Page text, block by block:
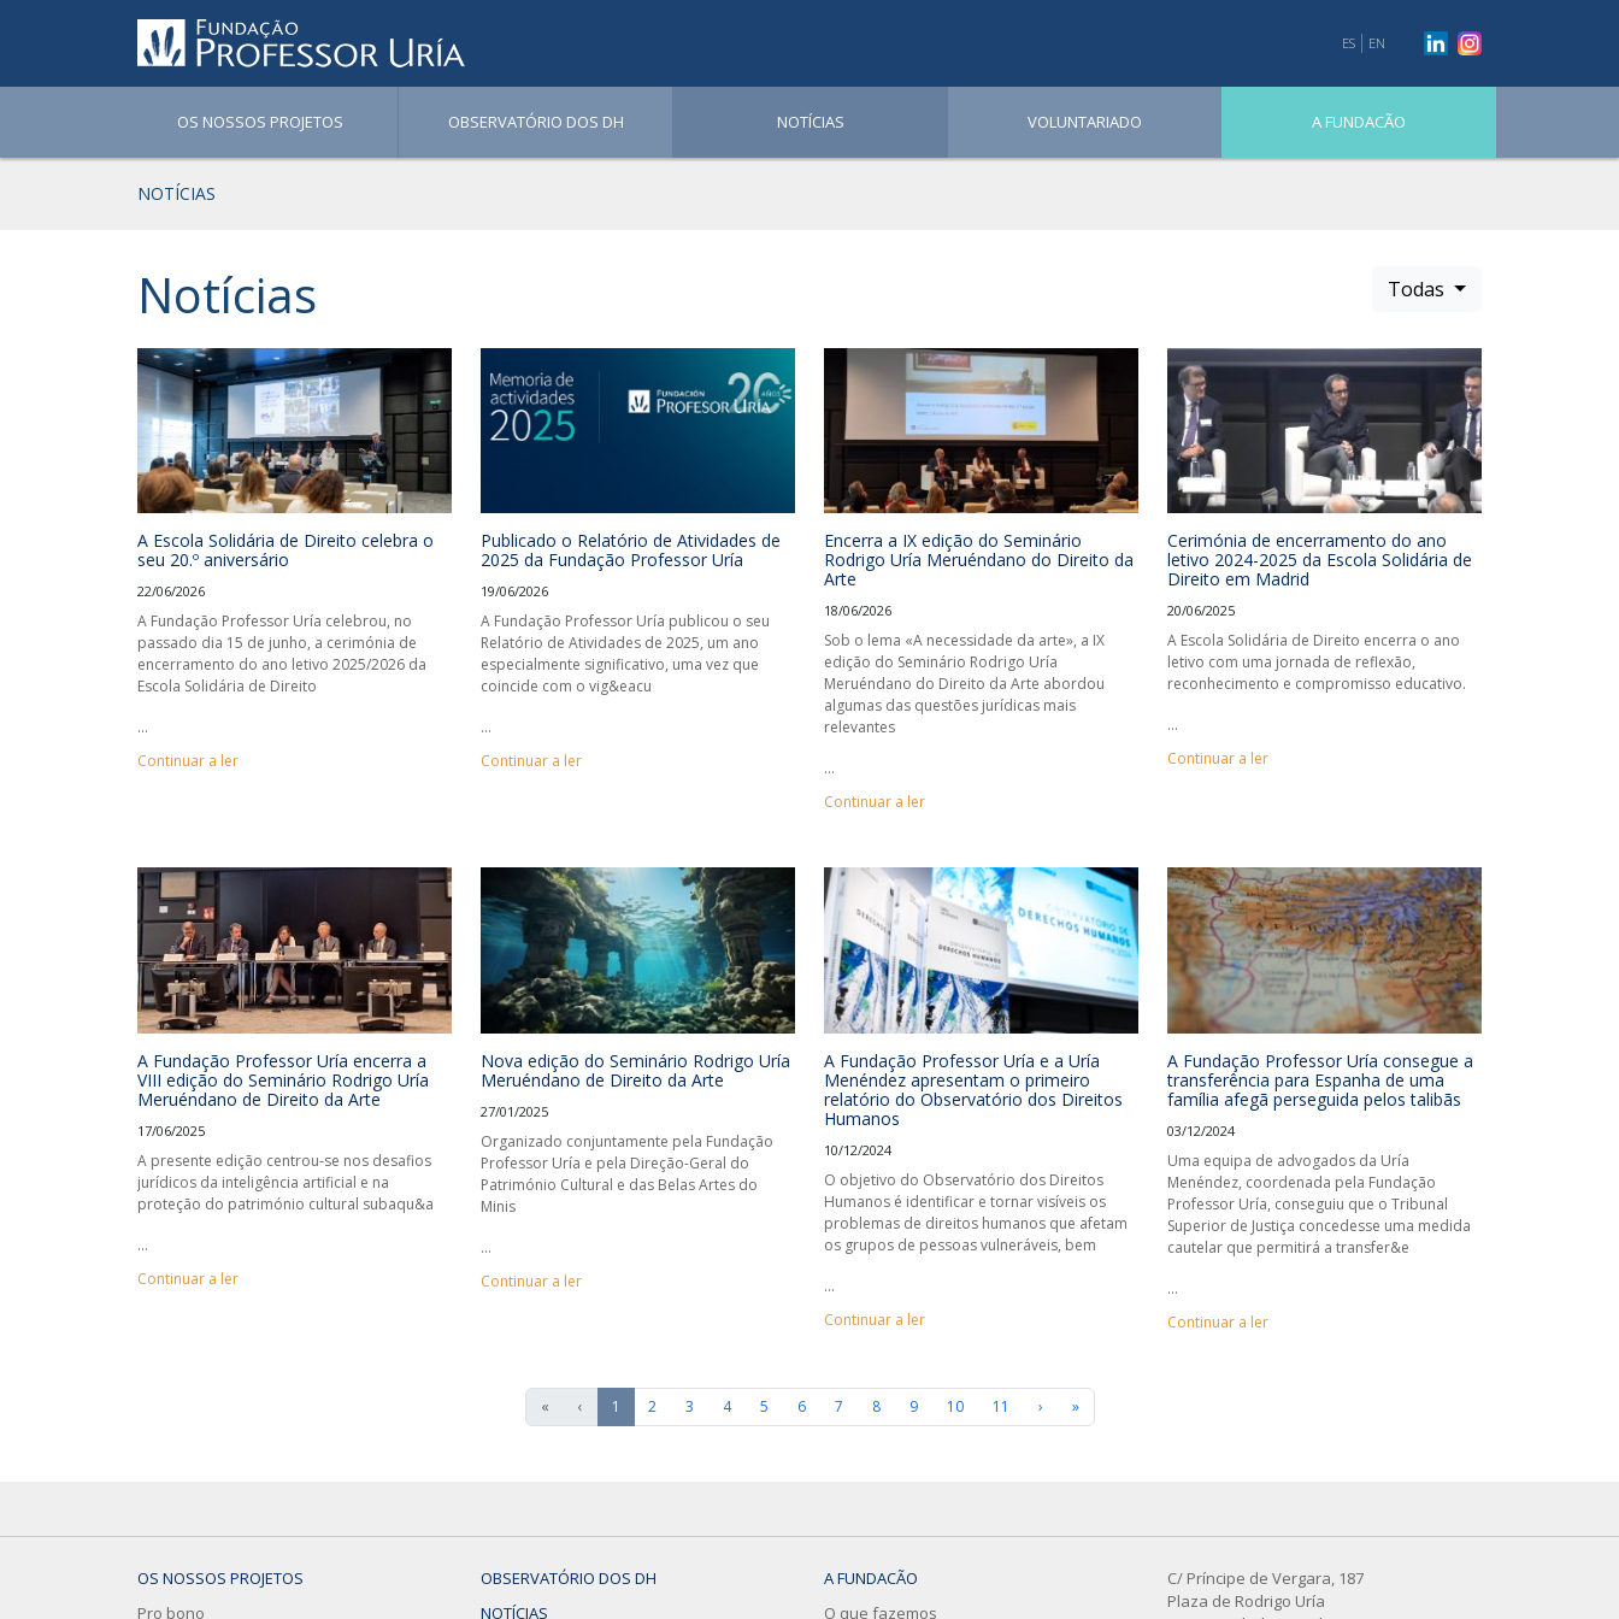
ES EN
OS NOSSOS PROJETOS OBSERVATÓRIO DOS DH NOTÍCIAS VOLUNTARIADO A FUNDACÃO
NOTÍCIAS
Notícias Todas
A Escola Solidária de Direito celebra o
seu 20.º aniversário
22/06/2026
A Fundação Professor Uría celebrou, no
passado dia 15 de junho, a cerimónia de
encerramento do ano letivo 2025/2026 da
Escola Solidária de Direito
...
Continuar a ler
Publicado o Relatório de Atividades de
2025 da Fundação Professor Uría
19/06/2026
A Fundação Professor Uría publicou o seu
Relatório de Atividades de 2025, um ano
especialmente significativo, uma vez que
coincide com o vig&eacu
...
Continuar a ler
Encerra a IX edição do Seminário
Rodrigo Uría Meruéndano do Direito da
Arte
18/06/2026
Sob o lema «A necessidade da arte», a IX
edição do Seminário Rodrigo Uría
Meruéndano do Direito da Arte abordou
algumas das questões jurídicas mais
relevantes
...
Continuar a ler
Cerimónia de encerramento do ano
letivo 2024-2025 da Escola Solidária de
Direito em Madrid
20/06/2025
A Escola Solidária de Direito encerra o ano
letivo com uma jornada de reflexão,
reconhecimento e compromisso educativo.
...
Continuar a ler
A Fundação Professor Uría encerra a
VIII edição do Seminário Rodrigo Uría
Meruéndano de Direito da Arte
17/06/2025
A presente edição centrou-se nos desafios
jurídicos da inteligência artificial e na
proteção do património cultural subaqu&a
...
Continuar a ler
Nova edição do Seminário Rodrigo Uría
Meruéndano de Direito da Arte
27/01/2025
Organizado conjuntamente pela Fundação
Professor Uría e pela Direção-Geral do
Património Cultural e das Belas Artes do
Minis
...
Continuar a ler
A Fundação Professor Uría e a Uría
Menéndez apresentam o primeiro
relatório do Observatório dos Direitos
Humanos
10/12/2024
O objetivo do Observatório dos Direitos
Humanos é identificar e tornar visíveis os
problemas de direitos humanos que afetam
os grupos de pessoas vulneráveis, bem
...
Continuar a ler
A Fundação Professor Uría consegue a
transferência para Espanha de uma
família afegã perseguida pelos talibãs
03/12/2024
Uma equipa de advogados da Uría
Menéndez, coordenada pela Fundação
Professor Uría, conseguiu que o Tribunal
Superior de Justiça concedesse uma medida
cautelar que permitirá a transfer&e
...
Continuar a ler
« ‹ 1 2 3 4 5 6 7 8 9 10 11 › »
OS NOSSOS PROJETOS
Pro bono
OBSERVATÓRIO DOS DH
NOTÍCIAS
A FUNDACÃO
O que fazemos
C/ Príncipe de Vergara, 187
Plaza de Rodrigo Uría